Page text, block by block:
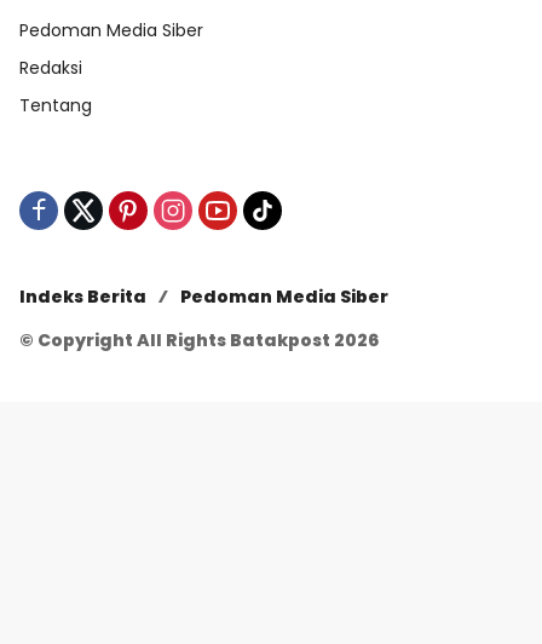
Pedoman Media Siber
Redaksi
Tentang
Indeks Berita
Pedoman Media Siber
© Copyright All Rights Batakpost 2026